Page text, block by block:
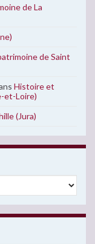
de La
de Saint
Histoire et
et-Loire)
(Jura)